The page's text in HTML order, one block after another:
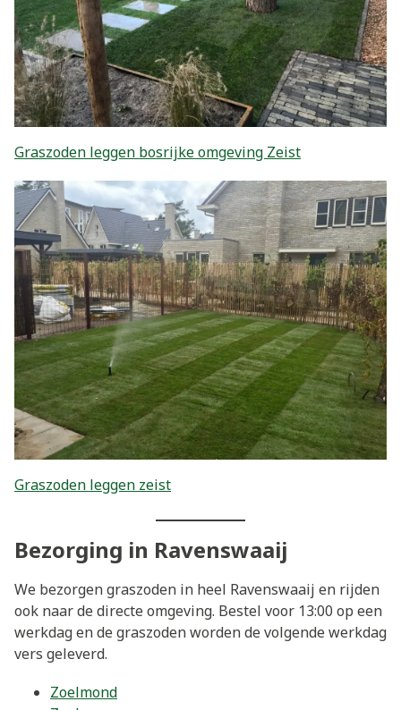
Graszoden leggen bosrijke omgeving Zeist
Graszoden leggen zeist
Bezorging in Ravenswaaij
We bezorgen graszoden in heel Ravenswaaij en rijden
ook naar de directe omgeving. Bestel voor 13:00 op een
werkdag en de graszoden worden de volgende werkdag
vers geleverd.
Zoelmond